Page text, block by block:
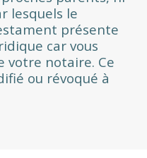
lesquels le
présente
car vous
votre notaire. Ce
ou révoqué à